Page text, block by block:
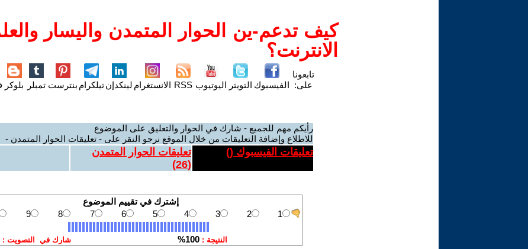
كيف تدعم-ين الحوار المتمدن واليسار
الانترنت؟
تابعونا
على: الفيسبوك التويتر اليوتيوب RSS الانستغرام لينكدإنتيلكرام بنترست تمبلر بلوكر
رأيكم مهم للجميع - شارك في الحوار والتعليق على الموضوع
للاطلاع وإضافة التعليقات من خلال الموقع نرجو النقر على - تعليقات الحوار المتمدن -
تعليقات الفيسبوك ()
تعليقات الحوار المتمدن
(
26
)